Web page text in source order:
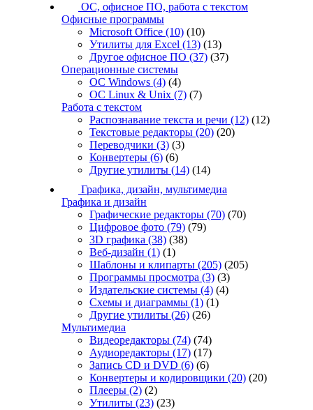
ОС, офисное ПО, работа с текстом
Офисные программы
Microsoft Office (10) (10)
Утилиты для Excel (13) (13)
Другое офисное ПО (37) (37)
Операционные системы
ОС Windows (4) (4)
ОС Linux & Unix (7) (7)
Работа с текстом
Распознавание текста и речи (12) (12)
Текстовые редакторы (20) (20)
Переводчики (3) (3)
Конвертеры (6) (6)
Другие утилиты (14) (14)
Графика, дизайн, мультимедиа
Графика и дизайн
Графические редакторы (70) (70)
Цифровое фото (79) (79)
3D графика (38) (38)
Веб-дизайн (1) (1)
Шаблоны и клипарты (205) (205)
Программы просмотра (3) (3)
Издательские системы (4) (4)
Схемы и диаграммы (1) (1)
Другие утилиты (26) (26)
Мультимедиа
Видеоредакторы (74) (74)
Аудиоредакторы (17) (17)
Запись CD и DVD (6) (6)
Конвертеры и кодировщики (20) (20)
Плееры (2) (2)
Утилиты (23) (23)